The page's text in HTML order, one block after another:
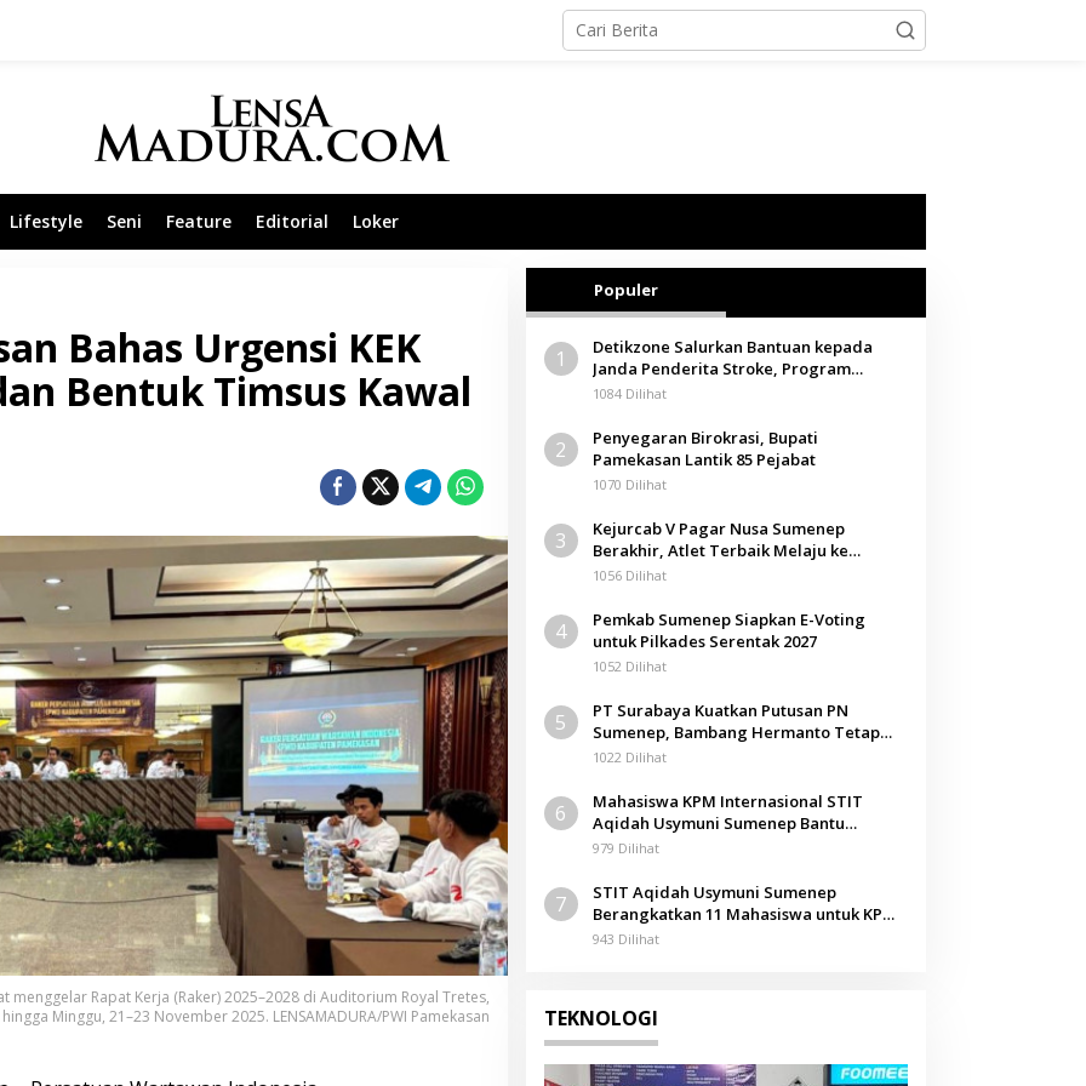
Lifestyle Seni Feature Editorial Loker
Bahas Urgensi KEK
Bentuk Timsus Kawal
menggelar Rapat Kerja (Raker) 2025–2028 di Auditorium Royal Tretes,
Minggu, 21–23 November 2025. LENSAMADURA/PWI Pamekasan
Populer
1
Detikzone Salurkan Bantuan kepada
Janda Penderita Stroke, Program
Berbagi Masuki Hari ke-61
1084 Dilihat
2
Penyegaran Birokrasi, Bupati
Pamekasan Lantik 85 Pejabat
1070 Dilihat
3
Kejurcab V Pagar Nusa Sumenep
Berakhir, Atlet Terbaik Melaju ke
Kejurwil Jatim
1056 Dilihat
4
Pemkab Sumenep Siapkan E-Voting
untuk Pilkades Serentak 2027
1052 Dilihat
5
PT Surabaya Kuatkan Putusan PN
Sumenep, Bambang Hermanto Tetap
Dinyatakan Pemilik Sah Tanah di
1022 Dilihat
6
Mahasiswa KPM Internasional STIT
Aqidah Usymuni Sumenep Bantu
Pengurusan Jenazah WNI di Malaysia
979 Dilihat
7
STIT Aqidah Usymuni Sumenep
Berangkatkan 11 Mahasiswa untuk KPM
Internasional di Malaysia
943 Dilihat
TEKNOLOGI